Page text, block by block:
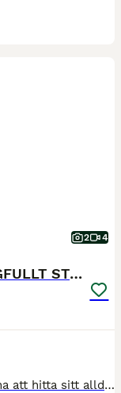
2 4
⭐️EXTREMT SNÄLLT OCH TALANGFULLT STO⭐️
Nu är det dags för vår fantastiska Uwana att hitta sitt alldeles egna föralltidhem med mycket kärlek och varierat arbete. Uwana är ett 5-årigt sto på cirka 165 cm i mankhöjd. Hon är en otroligt trev